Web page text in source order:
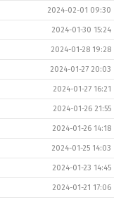
2024-02-01 09:30
2024-01-30 15:24
2024-01-28 19:28
2024-01-27 20:03
2024-01-27 16:21
2024-01-26 21:55
2024-01-26 14:18
2024-01-25 14:03
2024-01-23 14:45
2024-01-21 17:06